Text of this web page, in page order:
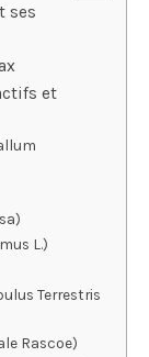
ses
et
L.)
Terrestris
Rascoe)